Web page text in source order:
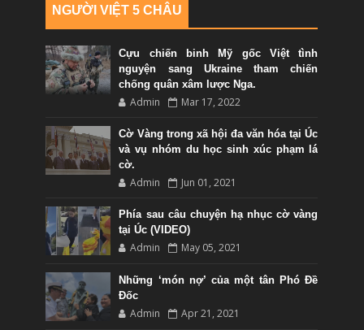
NGƯỜI VIỆT 5 CHÂU
Cựu chiến binh Mỹ gốc Việt tình
nguyện sang Ukraine tham chiến
chống quân xâm lược Nga.
Admin Mar 17, 2022
Cờ Vàng trong xã hội đa văn hóa tại Úc
và vụ nhóm du học sinh xúc phạm lá
cờ.
Admin Jun 01, 2021
Phía sau câu chuyện hạ nhục cờ vàng
tại Úc (VIDEO)
Admin May 05, 2021
Những ‘món nợ’ của một tân Phó Đề
Đốc
Admin Apr 21, 2021